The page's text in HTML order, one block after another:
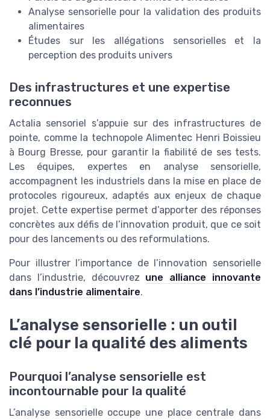
Analyse sensorielle pour la validation des produits
alimentaires
Études sur les allégations sensorielles et la
perception des produits univers
Des infrastructures et une expertise
reconnues
Actalia sensoriel s’appuie sur des infrastructures de
pointe, comme la technopole Alimentec Henri Boissieu
à Bourg Bresse, pour garantir la fiabilité de ses tests.
Les équipes, expertes en analyse sensorielle,
accompagnent les industriels dans la mise en place de
protocoles rigoureux, adaptés aux enjeux de chaque
projet. Cette expertise permet d’apporter des réponses
concrètes aux défis de l’innovation produit, que ce soit
pour des lancements ou des reformulations.
Pour illustrer l’importance de l’innovation sensorielle
dans l’industrie, découvrez une alliance innovante
dans l’industrie alimentaire.
L’analyse sensorielle : un outil
clé pour la qualité des aliments
Pourquoi l’analyse sensorielle est
incontournable pour la qualité
L’analyse sensorielle occupe une place centrale dans